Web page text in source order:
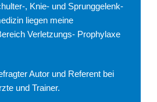
, Knie- und Sprunggelenk-
liegen meine
Verletzungs- Prophylaxe
Autor und Referent bei
und Trainer.